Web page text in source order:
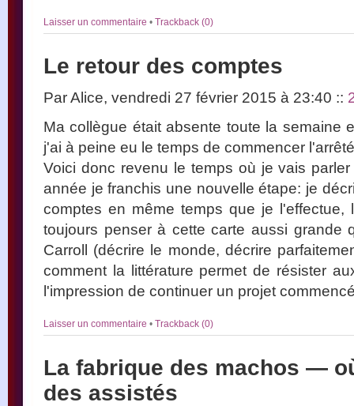
Laisser un commentaire • Trackback (0)
Le retour des comptes
Par Alice, vendredi 27 février 2015 à 23:40 ::
Ma collègue était absente toute la semaine
j'ai à peine eu le temps de commencer
Voici donc revenu le temps où je vais
année je franchis une nouvelle étape: je
comptes en même temps que je
toujours penser à cette carte aussi grande
Carroll (décrire le monde, décrire
comment la littérature permet de résister
l'impression de continuer un projet
Laisser un commentaire • Trackback (0)
La fabrique des machos —
des assistés